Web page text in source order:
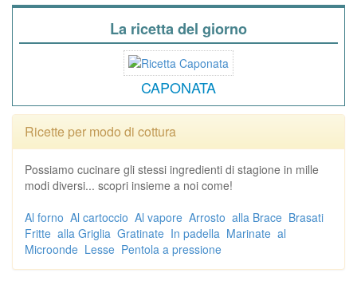
La ricetta del giorno
CAPONATA
Ricette per modo di cottura
Possiamo cucinare gli stessi ingredienti di stagione in mille
modi diversi... scopri insieme a noi come!
Al forno Al cartoccio Al vapore Arrosto alla Brace Brasati
Fritte alla Griglia Gratinate In padella Marinate al
Microonde Lesse Pentola a pressione